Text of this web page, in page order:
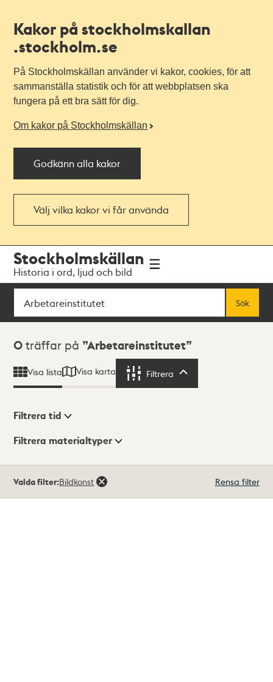
Kakor på stockholmskallan
.stockholm.se
På Stockholmskällan använder vi kakor, cookies, för att
sammanställa statistik och för att webbplatsen ska
fungera på ett bra sätt för dig.
Om kakor på Stockholmskällan
Godkänn alla kakor
Välj vilka kakor vi får använda
navigationen
huvudinnehållet
Stockholmskällan
Historia i ord, ljud och bild
Sök
Sök
Sökresultat
0 träffar på Arbetareinstitutet
Visa lista Visa karta Filtrera
Visningsläge
Filtrera tid
Filtrera materialtyper
träffar
Valda filter:Bildkonst Rensa filter